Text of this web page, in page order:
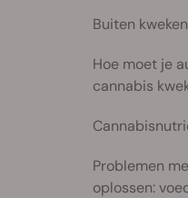
Buiten kweken
Hoe moet je
cannabis
Problemen
oplossen: